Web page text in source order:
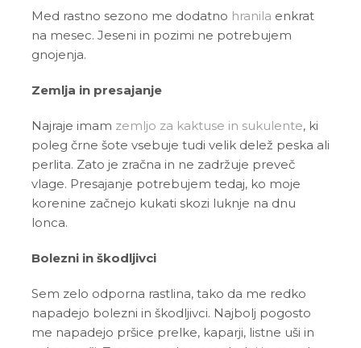
Med rastno sezono me dodatno hranila enkrat
na mesec. Jeseni in pozimi ne potrebujem
gnojenja.
Zemlja in presajanje
Najraje imam zemljo za kaktuse in sukulente, ki
poleg črne šote vsebuje tudi velik delež peska ali
perlita. Zato je zračna in ne zadržuje preveč
vlage. Presajanje potrebujem tedaj, ko moje
korenine začnejo kukati skozi luknje na dnu
lonca.
Bolezni in škodljivci
Sem zelo odporna rastlina, tako da me redko
napadejo bolezni in škodljivci. Najbolj pogosto
me napadejo pršice prelke, kaparji, listne uši in